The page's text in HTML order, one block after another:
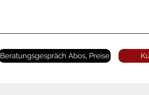
Beratungsgespräch Abos, Preise